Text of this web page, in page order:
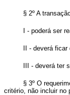
§ 2º A
I - poderá ser
II - deverá
III - deverá ter
§ 3º O
critério, não incluir no